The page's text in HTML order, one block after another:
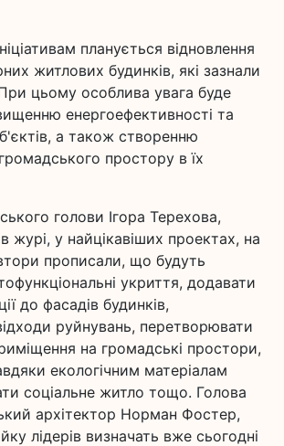
планується відновлення
житлових будинків, які зазнали
цьому особлива увага буде
енергоефективності та
а також створенню
простору в їх
голови Ігора Терехова,
журі, у найцікавіших проектах, на
прописали, що будуть
укриття, додавати
до фасадів будинків,
руйнувань, перетворювати
на громадські простори,
екологічним матеріалам
соціальне житло тощо. Голова
архітектор Норман Фостер,
лідерів визначать вже сьогодні